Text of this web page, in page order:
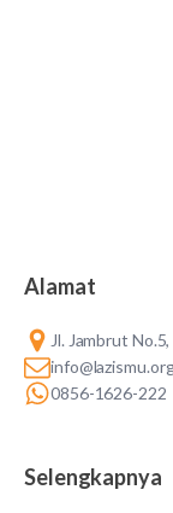
Alamat
Jl. Jambrut
0856-1626-222
Selengkapnya